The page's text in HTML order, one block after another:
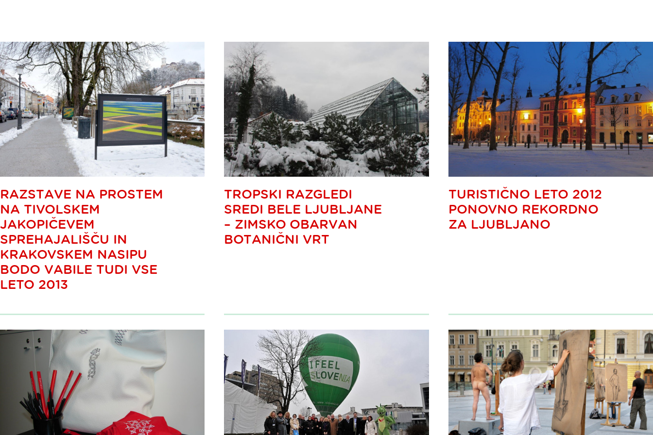
RAZSTAVE NA PROSTEM
NA TIVOLSKEM
JAKOPIČEVEM
SPREHAJALIŠČU IN
KRAKOVSKEM NASIPU
BODO VABILE TUDI VSE
LETO 2013
TROPSKI RAZGLEDI
SREDI BELE LJUBLJANE
– ZIMSKO OBARVAN
BOTANIČNI VRT
TURISTIČNO LETO 2012
PONOVNO REKORDNO
ZA LJUBLJANO